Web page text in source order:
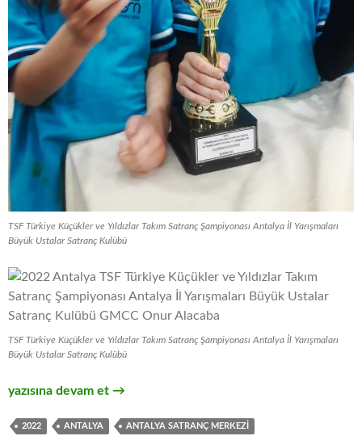
TSF Türkiye Küçükler ve Yıldızlar Takım Satranç Şampiyonası Antalya İl Yarışmaları
Büyük Ustalar Satranç Kulübü
TSF Türkiye Küçükler ve Yıldızlar Takım Satranç Şampiyonası Antalya İl Yarışmaları
Büyük Ustalar Satranç Kulübü
Türkiye Küçükler Takım Satranç Şampiyonası Antalya İl
yazısına devam et →
2022 ANTALYA ANTALYA SATRANÇ MERKEZI